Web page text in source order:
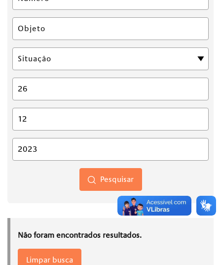
Pesquisar
Não foram encontrados resultados.
Limpar busca